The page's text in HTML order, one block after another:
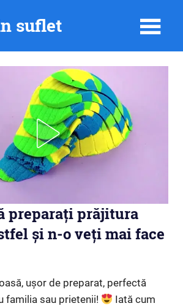
suflet
preparați prăjitura
și n-o veți mai face
ușor de preparat, perfectă
familia sau prietenii!
Iată cum